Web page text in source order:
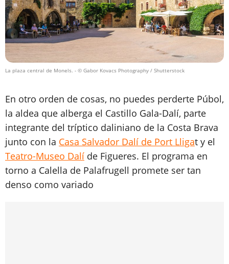
La plaza central de Monels. - © Gabor Kovacs Photography / Shutterstock
En otro orden de cosas, no puedes perderte Púbol,
la aldea que alberga el Castillo Gala-Dalí, parte
integrante del tríptico daliniano de la Costa Brava
junto con la Casa Salvador Dalí de Port Lligat y el
Teatro-Museo Dalí de Figueres. El programa en
torno a Calella de Palafrugell promete ser tan
denso como variado